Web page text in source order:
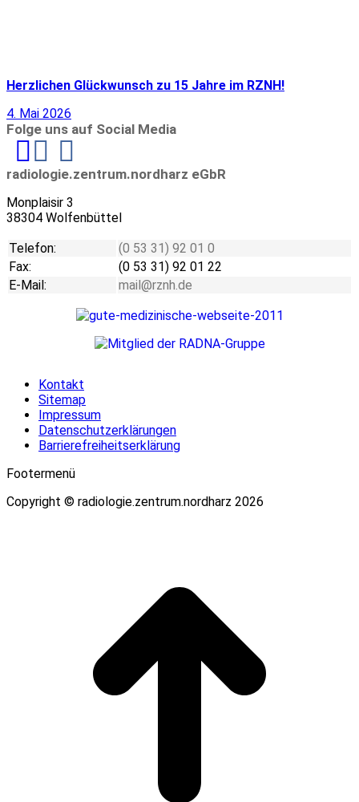
Herzlichen Glückwunsch zu 15 Jahre im RZNH!
4. Mai 2026
Folge uns auf Social Media
radiologie.zentrum.nordharz eGbR
Monplaisir 3
38304 Wolfenbüttel
Telefon:
(0 53 31) 92 01 0
Fax:
(0 53 31) 92 01 22
E-Mail:
mail@rznh.de
Kontakt
Sitemap
Impressum
Datenschutzerklärungen
Barrierefreiheitserklärung
Footermenü
Copyright © radiologie.zentrum.nordharz 2026